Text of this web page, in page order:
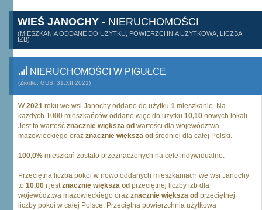
WIEŚ JANOCHY - NIERUCHOMOŚCI
(MIESZKANIA ODDANE DO UŻYTKU, POWIERZCHNIA UŻYTKOWA, LICZBA
IZB)
NIERUCHOMOŚCI W PIGUŁCE
(Źródło: GUS, 31.XII.2021)
W2021 roku we wsi Janochy oddano do użytku 1 mieszkanie. Na
każdych 1000 mieszkańców oddano więc do użytku 10,10 nowych lokali.
Jest to wartość znacznie większa od wartości dla województwa
mazowieckiego oraz znacznie większa od średniej dla całej Polski.
100,0% mieszkań zostało przeznaczonych na cele indywidualne.
Przeciętna liczba pokoi w nowo oddanych mieszkaniach we wsi Janochy
to 10,00 i jestznacznie większa od przeciętnej liczby izb dla
województwa mazowieckiego oraz znacznie większa od przeciętnej
liczby pokoi w całej Polsce. Przeciętna powierzchnia użytkowa